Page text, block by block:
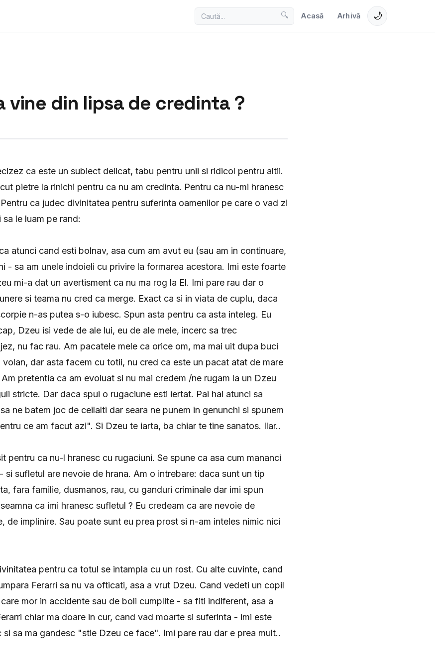
🔍 Acasă Arhivă 🌙
vine din lipsa de credinta ?
ca este un subiect delicat, tabu pentru unii si ridicol pentru altii.
pietre la rinichi pentru ca nu am credinta. Pentru ca nu-mi hranesc
ca judec divinitatea pentru suferinta oamenilor pe care o vad zi
le luam pe rand:
atunci cand esti bolnav, asa cum am avut eu (sau am in continuare,
- sa am unele indoieli cu privire la formarea acestora. Imi este foarte
mi-a dat un avertisment ca nu ma rog la El. Imi pare rau dar o
si teama nu cred ca merge. Exact ca si in viata de cuplu, daca
n-as putea s-o iubesc. Spun asta pentru ca asta inteleg. Eu
Dzeu isi vede de ale lui, eu de ale mele, incerc sa trec
nu fac rau. Am pacatele mele ca orice om, ma mai uit dupa buci
volan, dar asta facem cu totii, nu cred ca este un pacat atat de mare
pretentia ca am evoluat si nu mai credem /ne rugam la un Dzeu
stricte. Dar daca spui o rugaciune esti iertat. Pai hai atunci sa
ne batem joc de ceilalti dar seara ne punem in genunchi si spunem
ce am facut azi". Si Dzeu te iarta, ba chiar te tine sanatos. Ilar..
pentru ca nu-l hranesc cu rugaciuni. Se spune ca asa cum mananci
si sufletul are nevoie de hrana. Am o intrebare: daca sunt un tip
fara familie, dusmanos, rau, cu ganduri criminale dar imi spun
ca imi hranesc sufletul ? Eu credeam ca are nevoie de
de implinire. Sau poate sunt eu prea prost si n-am inteles nimic nici
pentru ca totul se intampla cu un rost. Cu alte cuvinte, cand
Ferarri sa nu va ofticati, asa a vrut Dzeu. Cand vedeti un copil
mor in accidente sau de boli cumplite - sa fiti indiferent, asa a
chiar ma doare in cur, cand vad moarte si suferinta - imi este
si sa ma gandesc "stie Dzeu ce face". Imi pare rau dar e prea mult..